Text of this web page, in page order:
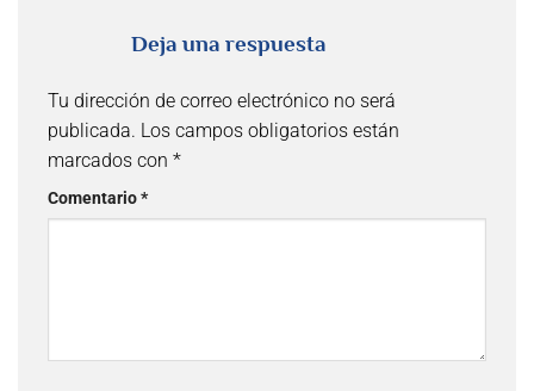
Deja una respuesta
Tu dirección de correo electrónico no será
publicada. Los campos obligatorios están
marcados con *
Comentario*